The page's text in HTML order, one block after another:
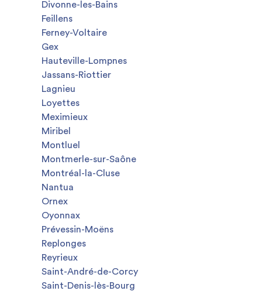
Divonne-les-Bains
Feillens
Ferney-Voltaire
Gex
Hauteville-Lompnes
Jassans-Riottier
Lagnieu
Loyettes
Meximieux
Miribel
Montluel
Montmerle-sur-Saône
Montréal-la-Cluse
Nantua
Ornex
Oyonnax
Prévessin-Moëns
Replonges
Reyrieux
Saint-André-de-Corcy
Saint-Denis-lès-Bourg